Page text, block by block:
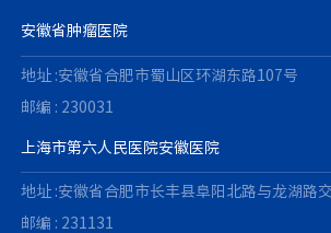
安徽省肿瘤医院
地址 :安徽省合肥市蜀山区环湖东路107号
邮编 : 230031
上海市第六人民医院安徽医院
地址 :安徽省合肥市长丰县阜阳北路与龙湖路
邮编 : 231131